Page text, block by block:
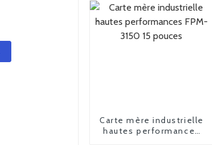
Carte mère industrielle
hautes performances